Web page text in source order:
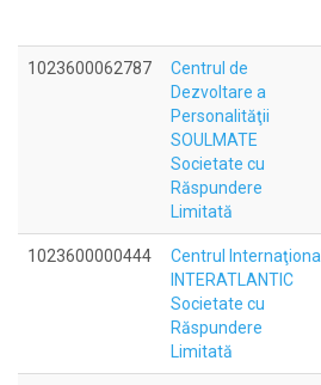
1023600062787
Centrul de
Dezvoltare a
Personalităţii
SOULMATE
Societate cu
Răspundere
Limitată
1023600000444
Centrul Internaţional
INTERATLANTIC
Societate cu
Răspundere
Limitată